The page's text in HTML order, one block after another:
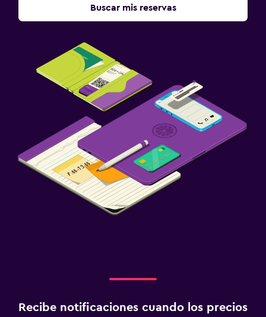
Buscar mis reservas
Recibe notificaciones cuando los precios